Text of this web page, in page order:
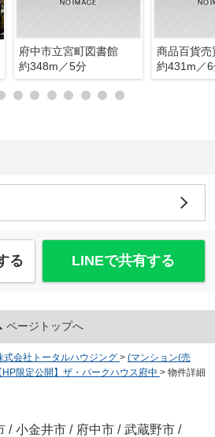
府中市立宮町図書館
約348m／5分
商品百貨売
約431m／
る LINEで共有する
ページトップへ
会社トータルハウジング > (マンション(売
HP限定公開】ザ・パークハウス府中 > 物件詳細
/ 小金井市 / 府中市 / 武蔵野市 /